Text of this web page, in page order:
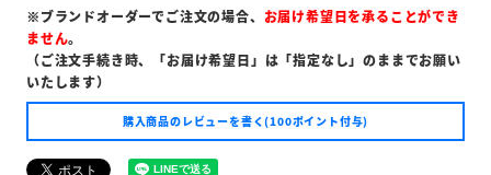
※ブランドオーダーでご注文の場合、 お届け希望日を承ることができ
ません。
（ご注文手続き時、「お届け希望日」は「指定なし」のままでお願い
いたします）
購入商品のレビューを書く(100ポイント付与)